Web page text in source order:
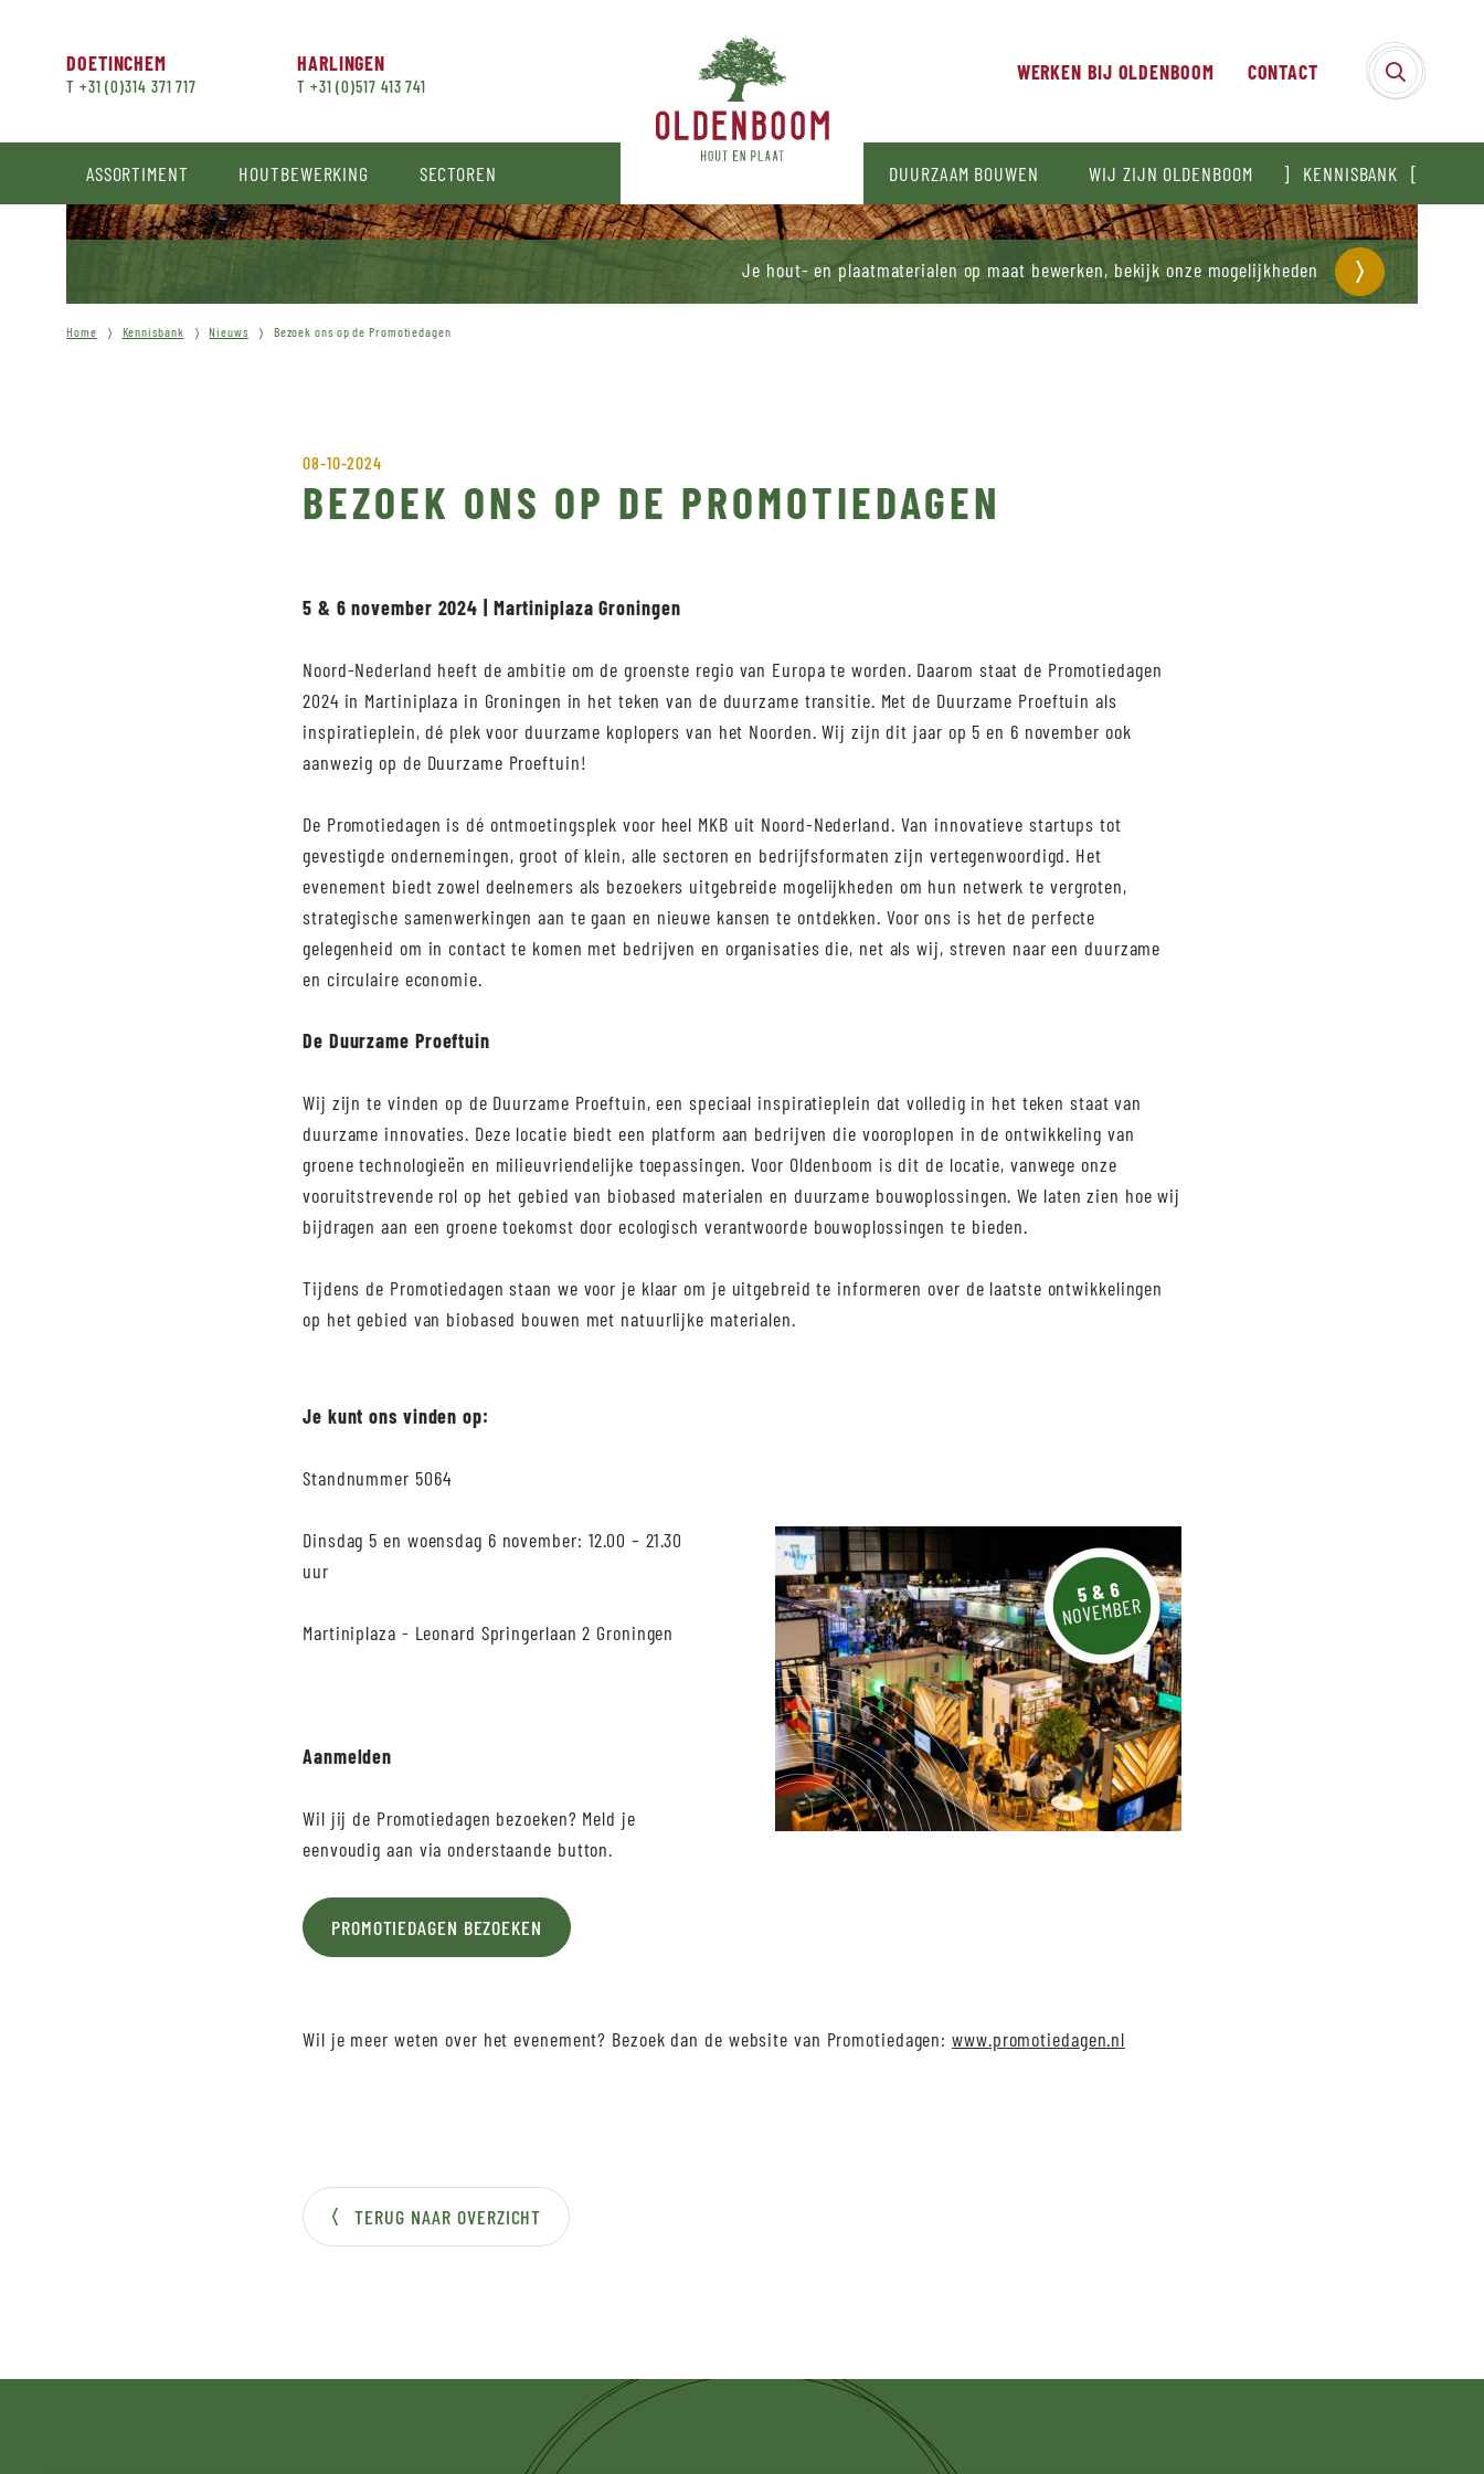
DOETINCHEM
T +31 (0)314 371 717
HARLINGEN
T +31 (0)517 413 741
WERKEN BIJ OLDENBOOM CONTACT
ASSORTIMENT HOUTBEWERKING SECTOREN DUURZAAM BOUWEN WIJ ZIJN OLDENBOOM KENNISBANK
Je hout- en plaatmaterialen op maat bewerken, bekijk onze mogelijkheden
Home Kennisbank Nieuws Bezoek ons op de Promotiedagen
08-10-2024
BEZOEK ONS OP DE PROMOTIEDAGEN
5 & 6 november 2024 | Martiniplaza Groningen
Noord-Nederland heeft de ambitie om de groenste regio van Europa te worden. Daarom staat de Promotiedagen
2024 in Martiniplaza in Groningen in het teken van de duurzame transitie. Met de Duurzame Proeftuin als
inspiratieplein, dé plek voor duurzame koplopers van het Noorden. Wij zijn dit jaar op 5 en 6 november ook
aanwezig op de Duurzame Proeftuin!
De Promotiedagen is dé ontmoetingsplek voor heel MKB uit Noord-Nederland. Van innovatieve startups tot
gevestigde ondernemingen, groot of klein, alle sectoren en bedrijfsformaten zijn vertegenwoordigd. Het
evenement biedt zowel deelnemers als bezoekers uitgebreide mogelijkheden om hun netwerk te vergroten,
strategische samenwerkingen aan te gaan en nieuwe kansen te ontdekken. Voor ons is het de perfecte
gelegenheid om in contact te komen met bedrijven en organisaties die, net als wij, streven naar een duurzame
en circulaire economie.
De Duurzame Proeftuin
Wij zijn te vinden op de Duurzame Proeftuin, een speciaal inspiratieplein dat volledig in het teken staat van
duurzame innovaties. Deze locatie biedt een platform aan bedrijven die vooroplopen in de ontwikkeling van
groene technologieën en milieuvriendelijke toepassingen. Voor Oldenboom is dit de locatie, vanwege onze
vooruitstrevende rol op het gebied van biobased materialen en duurzame bouwoplossingen. We laten zien hoe wij
bijdragen aan een groene toekomst door ecologisch verantwoorde bouwoplossingen te bieden.
Tijdens de Promotiedagen staan we voor je klaar om je uitgebreid te informeren over de laatste ontwikkelingen
op het gebied van biobased bouwen met natuurlijke materialen.
Je kunt ons vinden op:
Standnummer 5064
Dinsdag 5 en woensdag 6 november: 12.00 – 21.30
uur
Martiniplaza - Leonard Springerlaan 2 Groningen
Aanmelden
Wil jij de Promotiedagen bezoeken? Meld je
eenvoudig aan via onderstaande button.
PROMOTIEDAGEN BEZOEKEN
Wil je meer weten over het evenement? Bezoek dan de website van Promotiedagen:www.promotiedagen.nl
TERUG NAAR OVERZICHT